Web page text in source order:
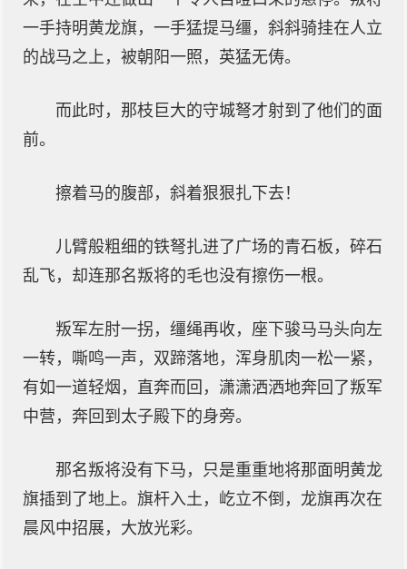
一手持明黄龙旗，一手猛提马缰，斜斜骑挂在人立
的战马之上，被朝阳一照，英猛无俦。
而此时，那枝巨大的守城弩才射到了他们的面
前。
擦着马的腹部，斜着狠狠扎下去！
儿臂般粗细的铁弩扎进了广场的青石板，碎石
乱飞，却连那名叛将的毛也没有擦伤一根。
叛军左肘一拐，缰绳再收，座下骏马马头向左
一转，嘶鸣一声，双蹄落地，浑身肌肉一松一紧，
有如一道轻烟，直奔而回，潇潇洒洒地奔回了叛军
中营，奔回到太子殿下的身旁。
那名叛将没有下马，只是重重地将那面明黄龙
旗插到了地上。旗杆入土，屹立不倒，龙旗再次在
晨风中招展，大放光彩。